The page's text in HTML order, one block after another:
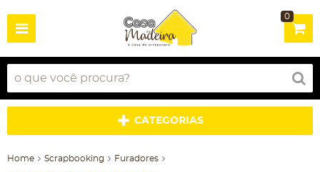
0
CATEGORIAS
Home Scrapbooking Furadores